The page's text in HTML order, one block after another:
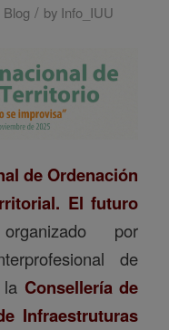
Blog / by Info_IUU
de Ordenación
El futuro
por
de
Consellería de
Infraestruturas